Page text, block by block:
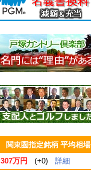
関東圏指定銘柄 平均相場
307万円
(+0) 詳細